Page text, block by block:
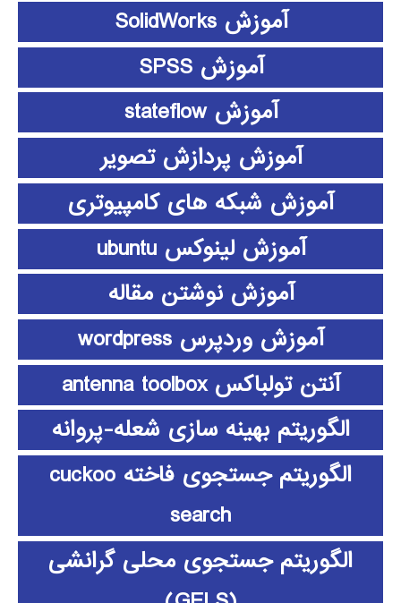
آموزش SolidWorks
آموزش SPSS
آموزش stateflow
آموزش پردازش تصویر
آموزش شبکه های کامپیوتری
آموزش لینوکس ubuntu
آموزش نوشتن مقاله
آموزش وردپرس wordpress
آنتن تولباکس antenna toolbox
الگوریتم بهینه سازی شعله-پروانه
الگوریتم جستجوی فاخته cuckoo
search
الگوریتم جستجوی محلی گرانشی